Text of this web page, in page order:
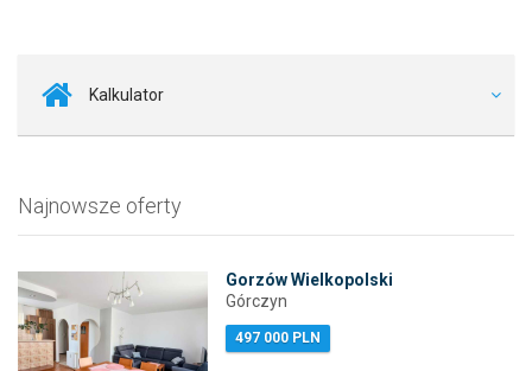
Kalkulator
Najnowsze oferty
Gorzów Wielkopolski
Górczyn
497 000 PLN